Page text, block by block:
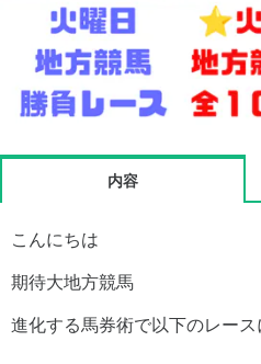
内容
こんにちは
期待大地方競馬
進化する馬券術で以下のレー